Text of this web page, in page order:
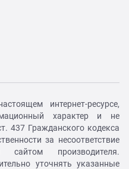
интернет-ресурсе,
характер и не
437 Гражданского кодекса
за несоответствие
производителя.
уточнять указанные